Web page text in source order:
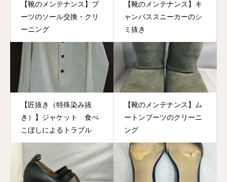
【靴のメンテナンス】ブ
ーツのソール交換・クリ
ーニング
【靴のメンテナンス】キ
ャンバススニーカーのシ
ミ抜き
【匠抜き（特殊染み抜
き）】ジャケット 食べ
こぼしによるトラブル
【靴のメンテナンス】ム
ートンブーツのクリーニ
ング